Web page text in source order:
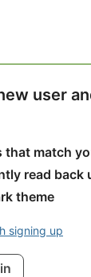
user
that match
read back
theme
signing up